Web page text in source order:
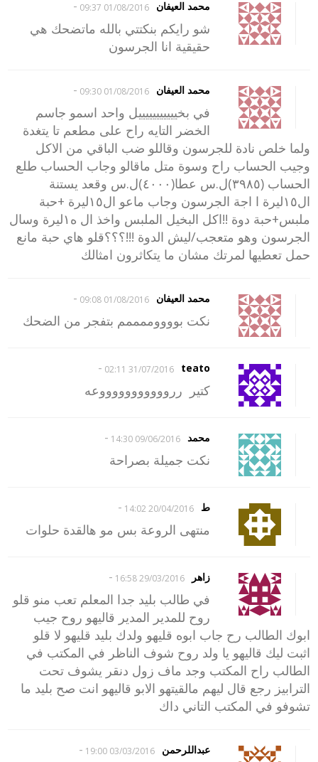
محمد العيفان 01/08/2016 09:37
-
شو رايكم بنكتتي بالله ماتضحك هي
حقيقية انا الجرسون
محمد العيفان 01/08/2016 09:30
-
في بخيييييييييييل واحد اسمو جاسم
الخضر التايه راح على مطعم تا يتغدة
ولما خلص نادة للجرسون وقاللو ضب الباقي من الاكل
وجيب الحساب راح وسوة متل ماقالو وجاب الحساب طلع
الحساب (٣٩٨٥)ل.س عطا(٤٠٠٠)ل.س وقعد يستنة
ال١٥ليرة ا اجة الجرسون وجاب ماعو ال١٥ليرة +حبة
ملبس+حبة دوة !!اكل البخيل الملبس واخذ ال ه١ليرة وسال
الجرسون وهو متعجب/ليش الدوة !!!؟؟؟قلو هاي حبة مانع
حمل تعطيها لمرتك مشان ما يتكاثرون امثالك
محمد العيفان 01/08/2016 09:08
-
نكت بووووممممم بتفجر من الضحك
teato
31/07/2016 02:11
-
كتير‏ ‏‏ ر‏روووووووووووعه
محمد 09/06/2016 14:30
-
نكت جميلة بصراحة
ط 20/04/2016 14:02
-
منتهى الروعة بس مو هالقدة حلوات
زاهر 29/03/2016 16:58
-
في طالب بليد جدا المعلم تعب منو قلو
روح للمدير المدير قاليهو روح جيب
ابوك الطالب رح جاب ابوه قليهو ولدك بليد قليهو لا قلو
اثبت ليك قاليهو يا ولد روح شوف الناظر في المكتب في
الطالب راح المكتب وجد ماف زول دنقر يشوف تحت
الترابيز رجع قال ليهم مالقيتهو الابو قاليهو انت صح بليد ما
تشوفو في المكتب التاني داك
عبداللرحمن 03/03/2016 19:00
-